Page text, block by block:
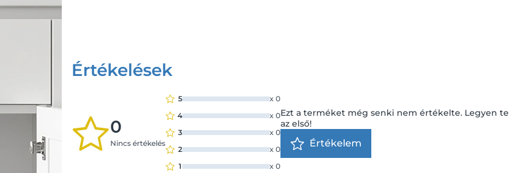
Értékelések
0
Nincs értékelés
5 x 0
4
x 0
3
x 0
2
x 0
1
x 0
Ezt a terméket még senki nem értékelte. Legyen te
az első!
Értékelem